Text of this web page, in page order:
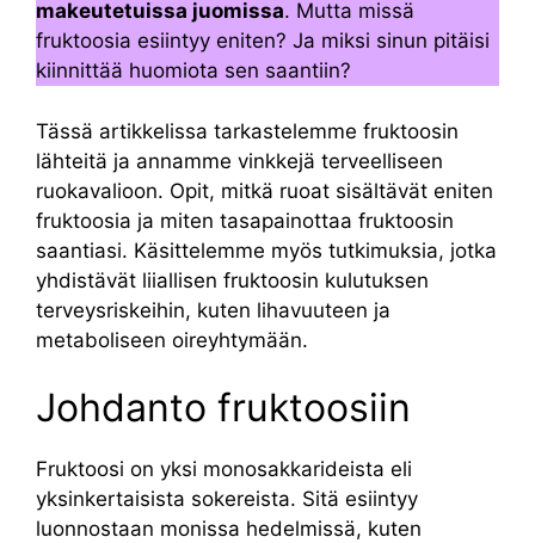
makeutetuissa juomissa. Mutta missä
fruktoosia esiintyy eniten? Ja miksi sinun pitäisi
kiinnittää huomiota sen saantiin?
Tässä artikkelissa tarkastelemme fruktoosin
lähteitä ja annamme vinkkejä terveelliseen
ruokavalioon. Opit, mitkä ruoat sisältävät eniten
fruktoosia ja miten tasapainottaa fruktoosin
saantiasi. Käsittelemme myös tutkimuksia, jotka
yhdistävät liiallisen fruktoosin kulutuksen
terveysriskeihin, kuten lihavuuteen ja
metaboliseen oireyhtymään.
Johdanto fruktoosiin
Fruktoosi on yksi monosakkarideista eli
yksinkertaisista sokereista. Sitä esiintyy
luonnostaan monissa hedelmissä, kuten